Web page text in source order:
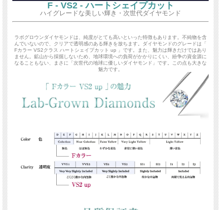
F - VS2 - ハートシェイプカット
ハイグレードな美しい輝き・次世代ダイヤモンド
ラボグロウンダイヤモンドは、純度がとても高いといった特徴もあります。不純物を含
んでいないので、クリアで透明感のある輝きを放ちます。ダイヤモンドのグレードは「
Fカラー VS2クラス ハートシェイプカット up 」です。また、魅力は輝きだけではあり
ません。鉱山から採掘しないため、地球環境への負荷がかかりにくい、紛争の資金源に
なることもない、まさに「次世代の地球に優しいダイヤモンド」です。この点も大きな
魅力です。